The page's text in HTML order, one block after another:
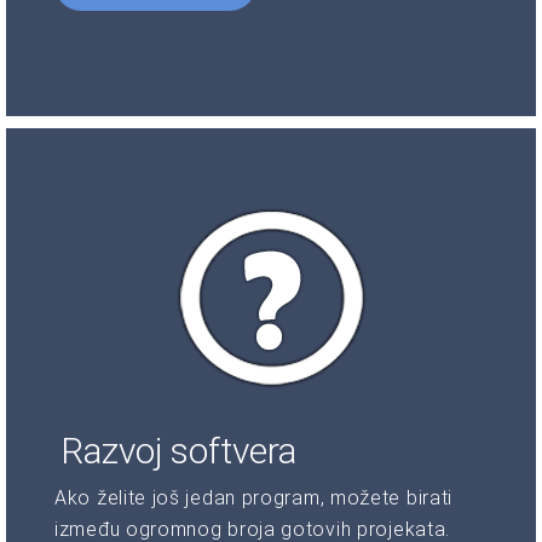
Razvoj softvera
Ako želite još jedan program, možete birati
između ogromnog broja gotovih projekata.